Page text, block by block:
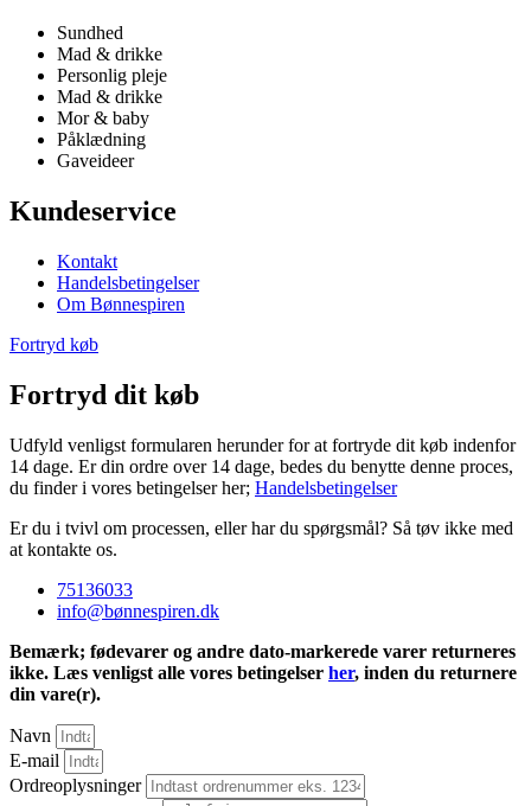
Sundhed
Mad & drikke
Personlig pleje
Mad & drikke
Mor & baby
Påklædning
Gaveideer
Kundeservice
Kontakt
Handelsbetingelser
Om Bønnespiren
Fortryd køb
Fortryd dit køb
Udfyld venligst formularen herunder for at fortryde dit køb indenfor
14 dage. Er din ordre over 14 dage, bedes du benytte denne proces,
du finder i vores betingelser her; Handelsbetingelser
Er du i tvivl om processen, eller har du spørgsmål? Så tøv ikke med
at kontakte os.
75136033
info@bønnespiren.dk
Bemærk; fødevarer og andre dato-markerede varer returneres
ikke. Læs venligst alle vores betingelser her, inden du returnere
din vare(r).
Navn
E-mail
Ordreoplysninger